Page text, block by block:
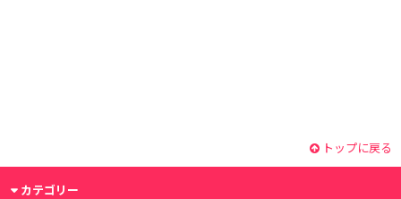
トップに戻る
カテゴリー